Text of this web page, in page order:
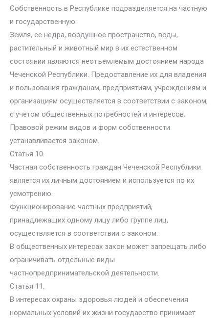
Собственность в Республике подразделяется на частную
и государственную.
Земля, ее недра, воздушное пространство, воды,
растительный и животный мир в их естественном
состоянии являются неотъемлемым достоянием народа
Чеченской Республики. Предоставление их для владения
и пользования гражданам, предприятиям, учреждениям и
организациям осуществляется в соответствии с законом,
с учетом общественных потребностей и интересов.
Правовой режим видов и форм собственности
устанавливается законом.
Статья 10.
Частная собственность граждан Чеченской Республики
является их личным достоянием и используется по их
усмотрению.
Функционирование частных предприятий,
принадлежащих одному лицу либо группе лиц,
осуществляется в соответствии с законом.
В общественных интересах закон может запрещать либо
ограничивать отдельные виды
частнопредпринимательской деятельности.
Статья 11.
В интересах охраны здоровья людей и обеспечения
нормальных условий их жизни государство принимает